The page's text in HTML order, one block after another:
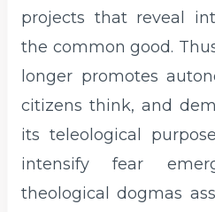
projects that reveal
the common good.
longer promotes
citizens think, and
its teleological
intensify fear
theological dogmas